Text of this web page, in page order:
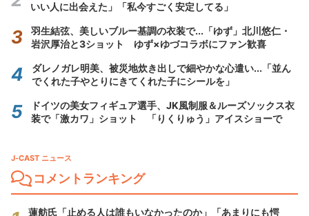
いい人に出会えた」「私今すごく安定してる」
羽生結弦、美しいブルー基調の衣装で...「ゆず」北川悠仁・
岩沢厚治と3ショット ゆず×ゆづコラボにファン歓喜
ダレノガレ明美、被災地炊き出しで細やかな心遣い...「並ん
でくれた子やとりにきてくれた子にシールを」
ドイツの美女フィギュア選手、JK風制服＆ルーズソックス衣
装で「激カワ」ショット 「りくりゅう」アイスショーで
J-CAST ニュース
コメントランキング
蓮舫氏「止める人は誰もいなかったのか」「あまりにも愕